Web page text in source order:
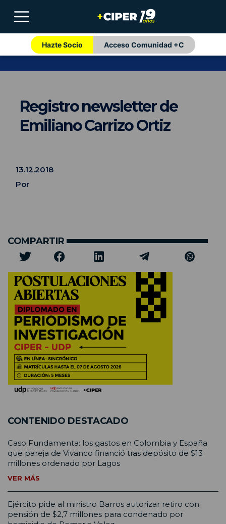
Hazte Socio Acceso Comunidad +C
Registro newsletter de
Emiliano Carrizo Ortiz
13.12.2018
Por
COMPARTIR
CONTENIDO DESTACADO
Caso Fundamenta: los gastos en Colombia y España
que pareja de Vivanco financió tras depósito de $13
millones ordenado por Lagos
VER MÁS
Ejército pide al ministro Barros autorizar retiro con
pensión de $2,7 millones para condenado por